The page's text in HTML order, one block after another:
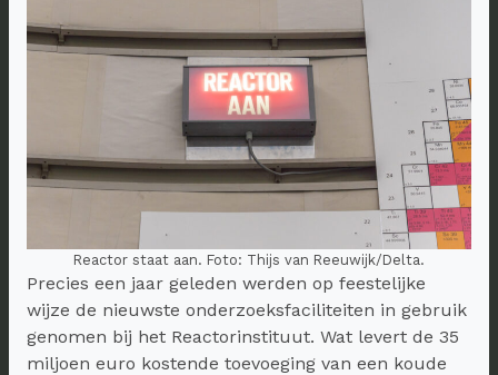
Reactor staat aan. Foto: Thijs van Reeuwijk/Delta.
Precies een jaar geleden werden op feestelijke
wijze de nieuwste onderzoeksfaciliteiten in gebruik
genomen bij het Reactorinstituut. Wat levert de 35
miljoen euro kostende toevoeging van een koude